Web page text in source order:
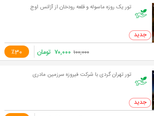
تور یک روزه ماسوله و قلعه رودخان از آژانس اوج
0 خرید
٪30 ۱۰۰,۰۰۰ ۷۰,۰۰۰ تومان
تور تهران گردی با شرکت فیروزه سرزمین مادری
0 خرید